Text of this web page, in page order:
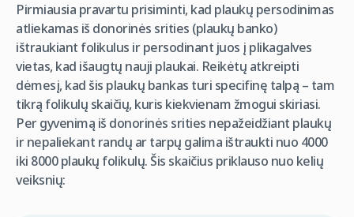
Pirmiausia pravartu prisiminti, kad plaukų persodinimas
atliekamas iš donorinės srities (plaukų banko)
ištraukiant folikulus ir persodinant juos į plikagalves
vietas, kad išaugtų nauji plaukai. Reikėtų atkreipti
dėmesį, kad šis plaukų bankas turi specifinę talpą – tam
tikrą folikulų skaičių, kuris kiekvienam žmogui skiriasi.
Per gyvenimą iš donorinės srities nepažeidžiant plaukų
ir nepaliekant randų ar tarpų galima ištraukti nuo 4000
iki 8000 plaukų folikulų. Šis skaičius priklauso nuo kelių
veiksnių: